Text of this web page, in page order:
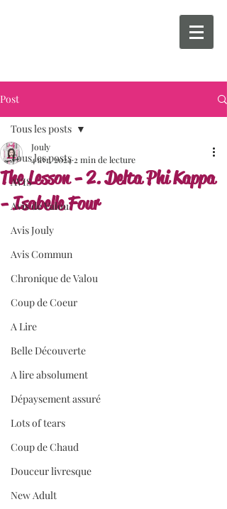
Post
Tous les posts
AVIS
Avis de Valou
Avis Jouly
Avis Commun
Chronique de Valou
Coup de Coeur
A Lire
Belle Découverte
A lire absolument
Dépaysement assuré
Lots of tears
Coup de Chaud
Douceur livresque
New Adult
Tous les posts
The Lesson - 2. Delta Phi Kappa
- Isabelle Four
Jouly
4 avr. 2024 2 min de lecture